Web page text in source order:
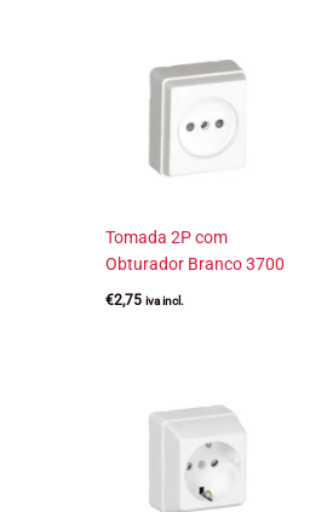
Tomada 2P com
Obturador Branco 3700
€2,75 iva incl.